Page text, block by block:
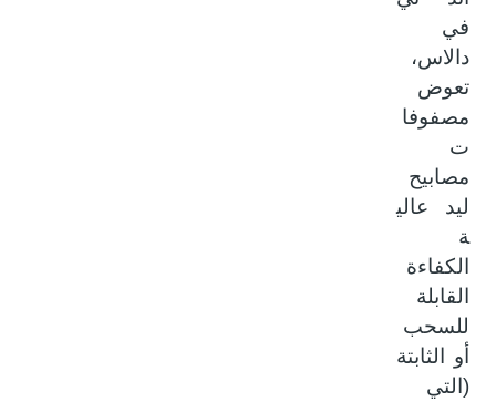
في
دالاس،
تعوض
مصفوفا
مصابيح
ليد
عالي
الكفاءة
القابلة
للسحب
أو الثابتة
(التي